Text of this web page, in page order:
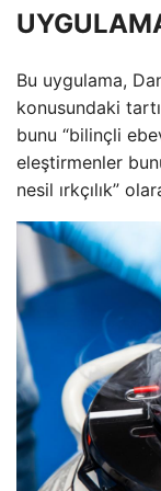
Bu uygulama,
konusundaki
bunu “bilinçli
eleştirmenler
nesil ırkçılık”